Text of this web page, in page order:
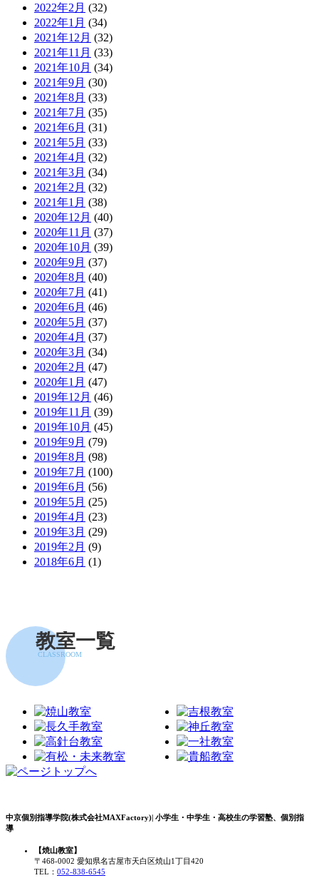
2022年2月 (32)
2022年1月 (34)
2021年12月 (32)
2021年11月 (33)
2021年10月 (34)
2021年9月 (30)
2021年8月 (33)
2021年7月 (35)
2021年6月 (31)
2021年5月 (33)
2021年4月 (32)
2021年3月 (34)
2021年2月 (32)
2021年1月 (38)
2020年12月 (40)
2020年11月 (37)
2020年10月 (39)
2020年9月 (37)
2020年8月 (40)
2020年7月 (41)
2020年6月 (46)
2020年5月 (37)
2020年4月 (37)
2020年3月 (34)
2020年2月 (47)
2020年1月 (47)
2019年12月 (46)
2019年11月 (39)
2019年10月 (45)
2019年9月 (79)
2019年8月 (98)
2019年7月 (100)
2019年6月 (56)
2019年5月 (25)
2019年4月 (23)
2019年3月 (29)
2019年2月 (9)
2018年6月 (1)
教室一覧
CLASSROOM
中京個別指導学院(株式会社MAXFactory)| 小学生・中学生・高校生の学習塾、個別指
導
【焼山教室】
〒468-0002 愛知県名古屋市天白区焼山1丁目420
TEL： 052-838-6545